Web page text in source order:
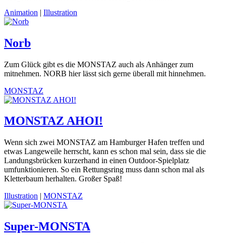
Animation | Illustration
Norb
Zum Glück gibt es die MONSTAZ auch als Anhänger zum
mitnehmen. NORB hier lässt sich gerne überall mit hinnehmen.
MONSTAZ
MONSTAZ AHOI!
Wenn sich zwei MONSTAZ am Hamburger Hafen treffen und
etwas Langeweile herrscht, kann es schon mal sein, dass sie die
Landungsbrücken kurzerhand in einen Outdoor-Spielplatz
umfunktionieren. So ein Rettungsring muss dann schon mal als
Kletterbaum herhalten. Großer Spaß!
Illustration | MONSTAZ
Super-MONSTA